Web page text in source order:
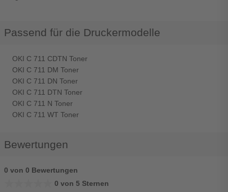
Passend für die Druckermodelle
OKI C 711 CDTN Toner
OKI C 711 DM Toner
OKI C 711 DN Toner
OKI C 711 DTN Toner
OKI C 711 N Toner
OKI C 711 WT Toner
Bewertungen
0 von 0 Bewertungen
0 von 5 Sternen